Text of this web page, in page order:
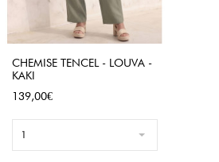
CHEMISE TENCEL - LOUVA -
KAKI
Prix
139,00€
1